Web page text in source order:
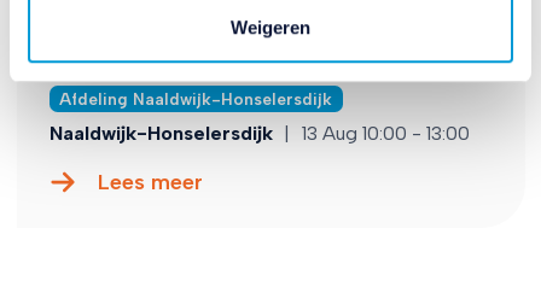
Weigeren
Koffiedrinken bij Brownies &
Downies
Afdeling Naaldwijk-Honselersdijk
Naaldwijk-Honselersdijk | 13 Aug 10:00 - 13:00
Lees meer